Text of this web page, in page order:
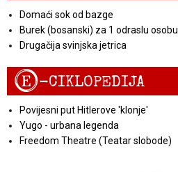
Domaći sok od bazge
Burek (bosanski) za 1 odraslu osobu
Drugačija svinjska jetrica
E-CIKLOPEDIJA
Povijesni put Hitlerove 'klonje'
Yugo - urbana legenda
Freedom Theatre (Teatar slobode)